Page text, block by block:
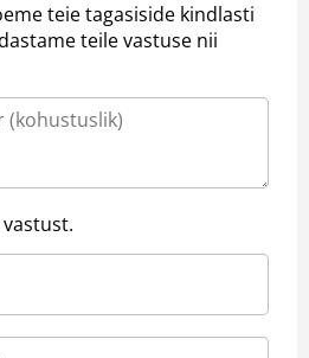
teie tagasiside kindlasti
teile vastuse nii